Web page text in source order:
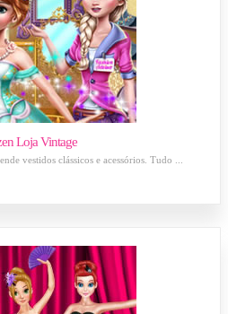
Loja Vintage
vestidos clássicos e acessórios. Tudo ...